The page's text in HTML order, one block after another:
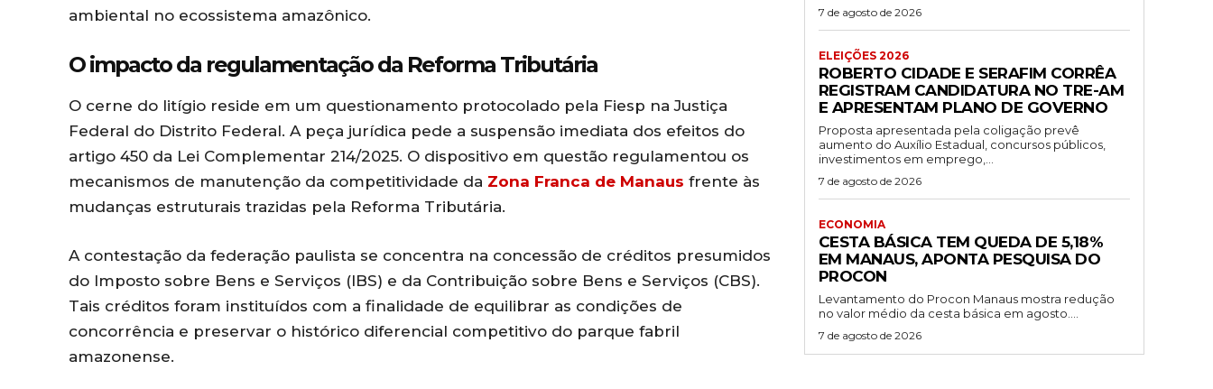
ambiental no ecossistema amazônico.
O impacto da regulamentação da Reforma Tributária
O cerne do litígio reside em um questionamento protocolado pela Fiesp na Justiça
Federal do Distrito Federal. A peça jurídica pede a suspensão imediata dos efeitos do
artigo 450 da Lei Complementar 214/2025. O dispositivo em questão regulamentou os
mecanismos de manutenção da competitividade da Zona Franca de Manaus frente às
mudanças estruturais trazidas pela Reforma Tributária.
A contestação da federação paulista se concentra na concessão de créditos presumidos
do Imposto sobre Bens e Serviços (IBS) e da Contribuição sobre Bens e Serviços (CBS).
Tais créditos foram instituídos com a finalidade de equilibrar as condições de
concorrência e preservar o histórico diferencial competitivo do parque fabril
amazonense.
7 de agosto de 2026
ELEIÇÕES 2026
ROBERTO CIDADE E SERAFIM CORRÊA
REGISTRAM CANDIDATURA NO TRE-AM
E APRESENTAM PLANO DE GOVERNO
Proposta apresentada pela coligação prevê
aumento do Auxílio Estadual, concursos públicos,
investimentos em emprego,...
7 de agosto de 2026
ECONOMIA
CESTA BÁSICA TEM QUEDA DE 5,18%
EM MANAUS, APONTA PESQUISA DO
PROCON
Levantamento do Procon Manaus mostra redução
no valor médio da cesta básica em agosto....
7 de agosto de 2026